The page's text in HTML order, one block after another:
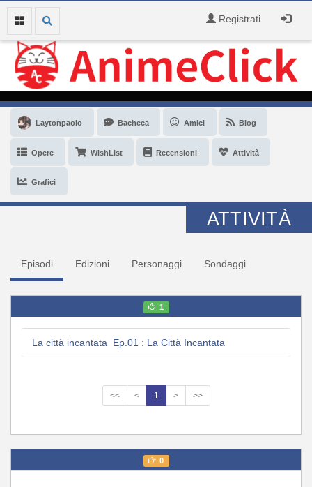
Registrati
Laytonpaolo Bacheca Amici Blog
Opere WishList Recensioni Attività
Grafici
ATTIVITÀ
Episodi Edizioni Personaggi Sondaggi
1
La città incantata Ep.01 : La Città Incantata
<< < 1 > >>
0